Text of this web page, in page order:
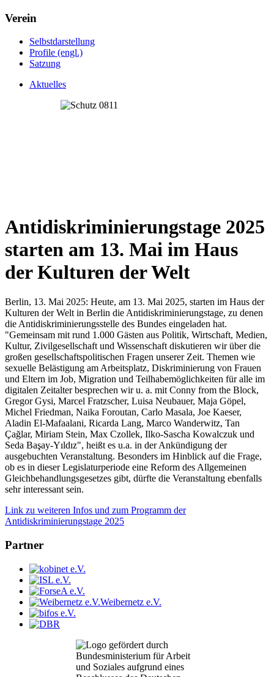
Verein
Selbstdarstellung
Profile (engl.)
Satzung
Aktuelles
Antidiskriminierungstage 2025
starten am 13. Mai im Haus
der Kulturen der Welt
Berlin, 13. Mai 2025: Heute, am 13. Mai 2025, starten im Haus der
Kulturen der Welt in Berlin die Antidiskriminierungstage, zu denen
die Antidiskriminierungsstelle des Bundes eingeladen hat.
"Gemeinsam mit rund 1.000 Gästen aus Politik, Wirtschaft, Medien,
Kultur, Zivilgesellschaft und Wissenschaft diskutieren wir über die
großen gesellschaftspolitischen Fragen unserer Zeit. Themen wie
sexuelle Belästigung am Arbeitsplatz, Diskriminierung von Frauen
und Eltern im Job, Migration und Teilhabemöglichkeiten für alle im
digitalen Zeitalter besprechen wir u. a. mit Conny from the Block,
Gregor Gysi, Marcel Fratzscher, Luisa Neubauer, Maja Göpel,
Michel Friedman, Naika Foroutan, Carlo Masala, Joe Kaeser,
Aladin El-Mafaalani, Ricarda Lang, Marco Wanderwitz, Tan
Çağlar, Miriam Stein, Max Czollek, Ilko-Sascha Kowalczuk und
Seda Başay-Yıldız", heißt es u.a. in der Ankündigung der
ausgebuchten Veranstaltung. Besonders im Hinblick auf die Frage,
ob es in dieser Legislaturperiode eine Reform des Allgemeinen
Gleichbehandlungsgesetzes gibt, dürfte die Veranstaltung ebenfalls
sehr interessant sein.
Link zu weiteren Infos und zum Programm der
Antidiskriminierungstage 2025
Partner
Weibernetz e.V.